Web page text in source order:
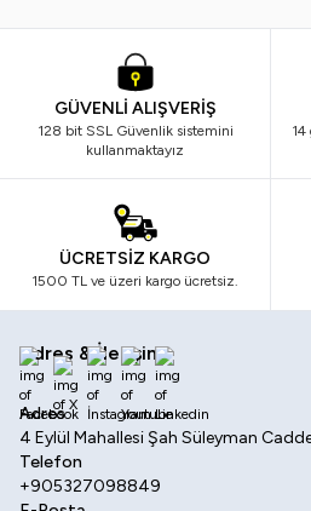
GÜVENLİ ALIŞVERİŞ
128 bit SSL Güvenlik sistemini
kullanmaktayız
14
ÜCRETSİZ KARGO
1500 TL ve üzeri kargo ücretsiz.
Adres & İletişim
Adres
4 Eylül Mahallesi Şah Süleyman
Telefon
+905327098849
Facebook
X İnstagram
Youtube